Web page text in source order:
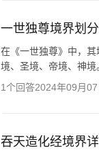
一世独尊境界划
在《一世独尊》中，
境、圣境、帝境、神境
1个回答2024年09月
吞天造化经境界